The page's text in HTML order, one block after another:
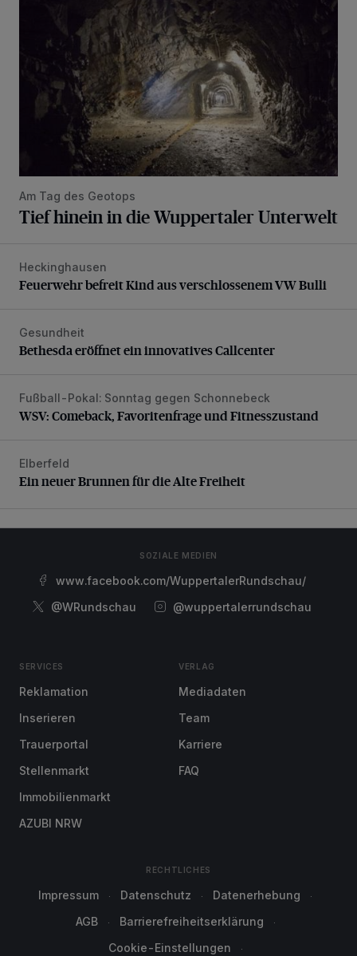
Am Tag des Geotops
Tief hinein in die Wuppertaler Unterwelt
Feuerwehr befreit Kind aus verschlossenem VW Bulli
Heckinghausen
Feuerwehr befreit Kind aus verschlossenem VW Bulli
Bethesda eröffnet ein innovatives Callcenter
Gesundheit
Bethesda eröffnet ein innovatives Callcenter
WSV: Comeback, Favoritenfrage und Fitnesszustand
Fußball-Pokal: Sonntag gegen Schonnebeck
WSV: Comeback, Favoritenfrage und Fitnesszustand
Ein neuer Brunnen für die Alte Freiheit
Elberfeld
Ein neuer Brunnen für die Alte Freiheit
SOZIALE MEDIEN
www.facebook.com/WuppertalerRundschau/
@WRundschau
@wuppertalerrundschau
SERVICES
Reklamation
Inserieren
Trauerportal
Stellenmarkt
Immobilienmarkt
AZUBI NRW
VERLAG
Mediadaten
Team
Karriere
FAQ
RECHTLICHES
Impressum Datenschutz
Datenerhebung
AGB
Barrierefreiheitserklärung
Cookie-Einstellungen